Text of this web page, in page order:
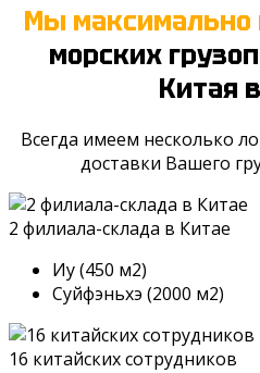
Мы максимально
морских
Китая
Всегда имеем несколько
доставки Вашего
2 филиала-склада в Китае
Иу (450 м2)
Суйфэньхэ (2000 м2)
16 китайских сотрудников